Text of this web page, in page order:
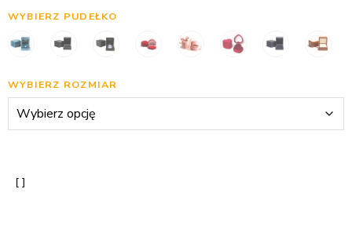
WYBIERZ PUDEŁKO
WYBIERZ ROZMIAR